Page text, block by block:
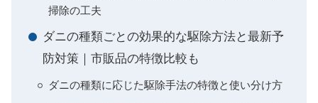
掃除の工夫
ダニの種類ごとの効果的な駆除方法と最新予
防対策｜市販品の特徴比較も
ダニの種類に応じた駆除手法の特徴と使い分け方